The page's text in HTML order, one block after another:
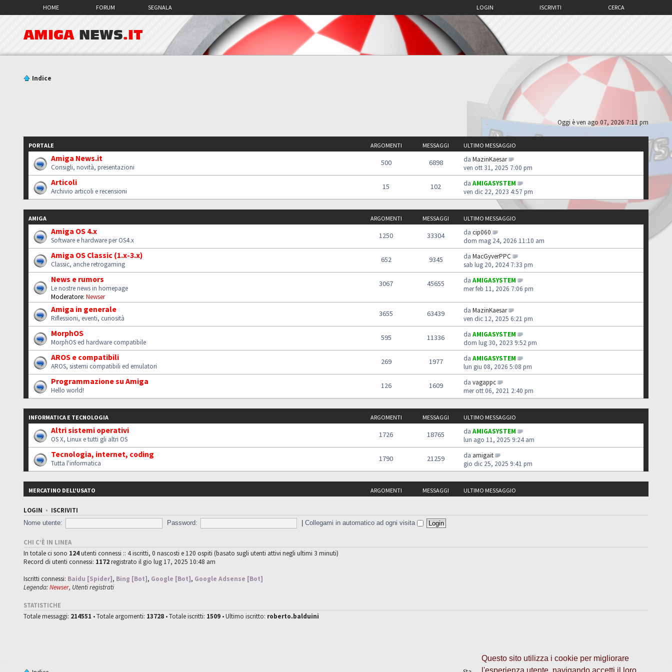
Questo sito utilizza i cookie per migliorare
l'esperienza utente, navigando accetti il loro
HOME FORUM SEGNALA CERCA
ISCRIVITI
LOGIN
AMIGA NEWS.IT
Indice
Oggi è ven ago 07, 2026 7:11 pm
PORTALE ARGOMENTI MESSAGGI ULTIMO MESSAGGIO
Amiga News.it
Consigli, novità, presentazioni
500 6898 da MazinKaesar
ven ott 31, 2025 7:00 pm
Articoli
Archivio articoli e recensioni
15 102 da AMIGASYSTEM
ven dic 22, 2023 4:57 pm
AMIGA ARGOMENTI MESSAGGI ULTIMO MESSAGGIO
Amiga OS 4.x
Software e hardware per OS4.x
1250 33304 da cip060
dom mag 24, 2026 11:10 am
Amiga OS Classic (1.x-3.x)
Classic, anche retrogaming
652 9345 da MacGyverPPC
sab lug 20, 2024 7:33 pm
News e rumors
Le nostre news in homepage
Moderatore: Newser
3067 45655 da AMIGASYSTEM
mer feb 11, 2026 7:06 pm
Amiga in generale
Riflessioni, eventi, curiosità
3655 63439 da MazinKaesar
ven dic 12, 2025 6:21 pm
MorphOS
MorphOS ed hardware compatibile
595 11336 da AMIGASYSTEM
dom lug 30, 2023 9:52 pm
AROS e compatibili
AROS, sistemi compatibili ed emulatori
269 1977 da AMIGASYSTEM
lun giu 08, 2026 5:08 pm
Programmazione su Amiga
Hello world!
126 1609 da vagappc
mer ott 06, 2021 2:40 pm
INFORMATICA E TECNOLOGIA ARGOMENTI MESSAGGI ULTIMO MESSAGGIO
Altri sistemi operativi
OS X, Linux e tutti gli altri OS
1726 18765 da AMIGASYSTEM
lun ago 11, 2025 9:24 am
Tecnologia, internet, coding
Tutta l'informatica
1790 21259 da amigait
gio dic 25, 2025 9:41 pm
MERCATINO DELL'USATO ARGOMENTI MESSAGGI ULTIMO MESSAGGIO
LOGIN • ISCRIVITI
Nome utente:
Password: |Collegami in automatico ad ogni visita
CHI C’È IN LINEA
In totale ci sono 124utenti connessi :: 4 iscritti, 0 nascosti e 120 ospiti (basato sugli utenti attivi negli ultimi 3 minuti)
Record di utenti connessi: 1172registrato il gio lug 17, 2025 10:48 am
Iscritti connessi: Baidu [Spider], Bing [Bot], Google [Bot], Google Adsense [Bot]
Legenda:Newser, Utenti registrati
STATISTICHE
Totale messaggi: 214551 • Totale argomenti: 13728 • Totale iscritti: 1509 • Ultimo iscritto: roberto.balduini